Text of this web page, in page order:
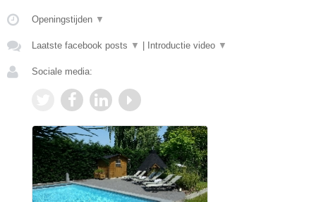
Openingstijden ▼
Laatste facebook posts ▼ Introductie video ▼
Sociale media: